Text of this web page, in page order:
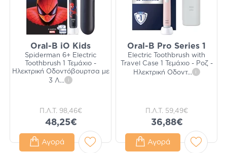
Oral-B iO Kids
Spiderman 6+ Electric
Toothbrush 1 Τεμάχιο -
Ηλεκτρική Οδοντόβουρτσα με
3 Λ... i
Π.Λ.Τ. 98,46€
48,25€
Αγορά
Oral-B Pro Series 1
Electric Toothbrush with
Travel Case 1 Τεμάχιο - Ροζ -
Ηλεκτρική Οδοντ... i
Π.Λ.Τ. 59,49€
36,88€
Αγορά